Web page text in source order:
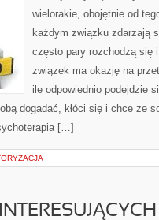
wielorakie, obojętnie od
każdym związku zdarzają
często pary rozchodzą się
związek ma okazję na
ile odpowiednio podejdzie
dogadać, kłóci się i chce ze
[…]